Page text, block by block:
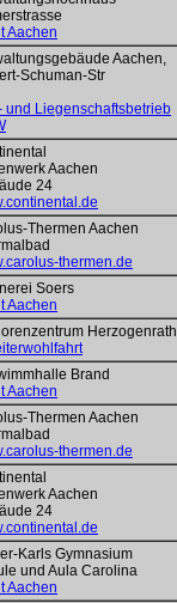
Aachen
Aachen,
Schuman-Str
und Liegenschaftsbetrieb
Aachen
24
Thermen Aachen
thermen.de
Soers
Aachen
Herzogenrath
Brand
Aachen
Thermen Aachen
thermen.de
Aachen
24
Karls Gymnasium
und Aula Carolina
Aachen